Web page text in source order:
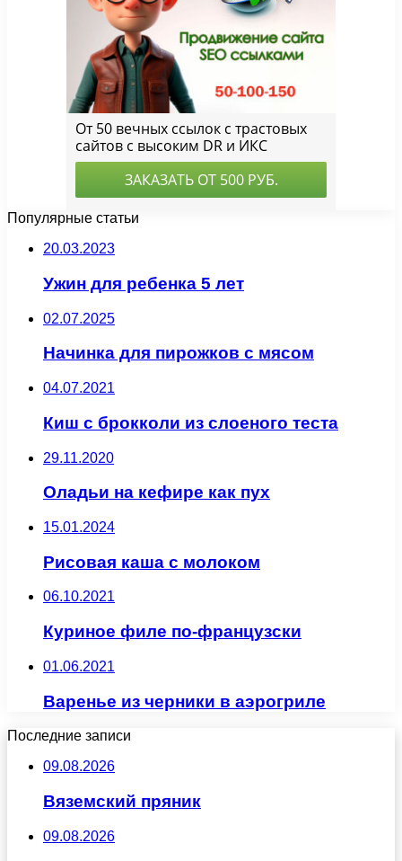
Популярные статьи
20.03.2023
Ужин для ребенка 5 лет
02.07.2025
Начинка для пирожков с мясом
04.07.2021
Киш с брокколи из слоеного теста
29.11.2020
Оладьи на кефире как пух
15.01.2024
Рисовая каша с молоком
06.10.2021
Куриное филе по-французски
01.06.2021
Варенье из черники в аэрогриле
Последние записи
09.08.2026
Вяземский пряник
09.08.2026